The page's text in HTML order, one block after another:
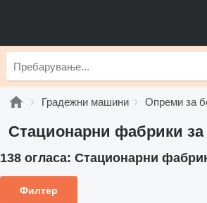
Градежни машини Опреми за
Стационарни фабрики за
138 огласа: Стационарни
Филтер